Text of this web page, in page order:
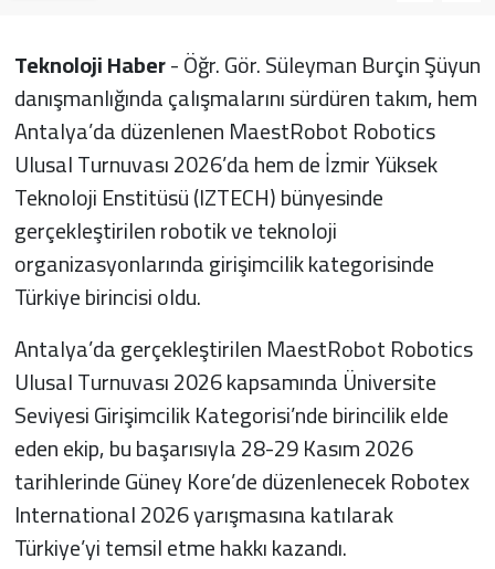
Teknoloji Haber- Öğr. Gör. Süleyman Burçin Şüyun
danışmanlığında çalışmalarını sürdüren takım, hem
Antalya’da düzenlenen MaestRobot Robotics
Ulusal Turnuvası 2026’da hem de İzmir Yüksek
Teknoloji Enstitüsü (IZTECH) bünyesinde
gerçekleştirilen robotik ve teknoloji
organizasyonlarında girişimcilik kategorisinde
Türkiye birincisi oldu.
Antalya’da gerçekleştirilen MaestRobot Robotics
Ulusal Turnuvası 2026 kapsamında Üniversite
Seviyesi Girişimcilik Kategorisi’nde birincilik elde
eden ekip, bu başarısıyla 28-29 Kasım 2026
tarihlerinde Güney Kore’de düzenlenecek Robotex
International 2026 yarışmasına katılarak
Türkiye’yi temsil etme hakkı kazandı.